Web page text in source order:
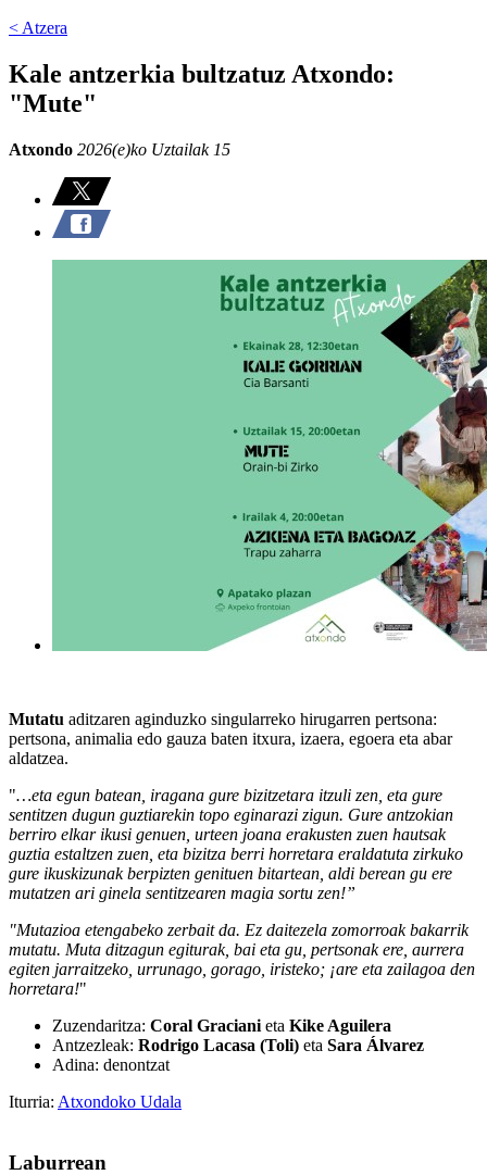
< Atzera
Kale antzerkia bultzatuz Atxondo:
"Mute"
Atxondo 2026(e)ko Uztailak 15
Mutatu aditzaren aginduzko singularreko hirugarren pertsona:
pertsona, animalia edo gauza baten itxura, izaera, egoera eta abar
aldatzea.
"…eta egun batean, iragana gure bizitzetara itzuli zen, eta gure
sentitzen dugun guztiarekin topo eginarazi zigun. Gure antzokian
berriro elkar ikusi genuen, urteen joana erakusten zuen hautsak
guztia estaltzen zuen, eta bizitza berri horretara eraldatuta zirkuko
gure ikuskizunak berpizten genituen bitartean, aldi berean gu ere
mutatzen ari ginela sentitzearen magia sortu zen!”
"Mutazioa etengabeko zerbait da. Ez daitezela zomorroak bakarrik
mutatu. Muta ditzagun egiturak, bai eta gu, pertsonak ere, aurrera
egiten jarraitzeko, urrunago, gorago, iristeko; ¡are eta zailagoa den
horretara!"
Zuzendaritza: Coral Graciani eta Kike Aguilera
Antzezleak: Rodrigo Lacasa (Toli) eta Sara Álvarez
Adina: denontzat
Iturria: Atxondoko Udala
Laburrean